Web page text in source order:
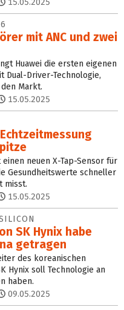
mit ANC und zwei
Huawei die ersten eigenen
Driver-Technologie,
Markt.
15.05.2025
einen neuen X-Tap-Sensor für
Gesundheitswerte schneller
misst.
15.05.2025
SK Hynix habe
getragen
des koreanischen
Hynix soll Technologie an
haben.
09.05.2025